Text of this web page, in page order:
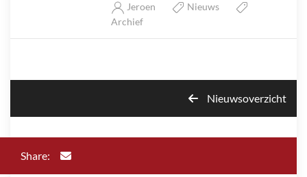
Jeroen
Nieuws
Archief
Nieuwsoverzicht
Share: